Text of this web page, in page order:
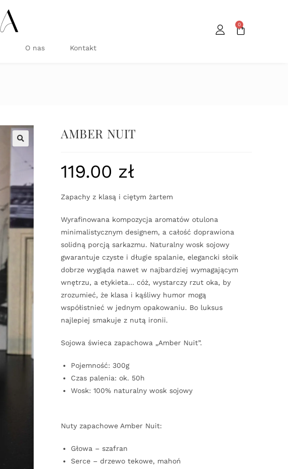
O nas Kontakt
0
AMBER NUIT
119.00 zł
Zapachy z klasą i ciętym żartem
Wyrafinowana kompozycja aromatów otulona
minimalistycznym designem, a całość doprawiona
solidną porcją sarkazmu. Naturalny wosk sojowy
gwarantuje czyste i długie spalanie, elegancki słoik
dobrze wygląda nawet w najbardziej wymagającym
wnętrzu, a etykieta… cóż, wystarczy rzut oka, by
zrozumieć, że klasa i kąśliwy humor mogą
współistnieć w jednym opakowaniu. Bo luksus
najlepiej smakuje z nutą ironii.
Sojowa świeca zapachowa „Amber Nuit”.
Pojemność: 300g
Czas palenia: ok. 50h
Wosk: 100% naturalny wosk sojowy
Nuty zapachowe Amber Nuit:
Głowa – szafran
Serce – drzewo tekowe, mahoń